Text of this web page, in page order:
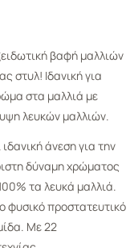
βαφή μαλλιών
στυλ! Ιδανική για
στα μαλλιά με
λευκών μαλλιών.
άνεση για την
δύναμη χρώματος
τα λευκά μαλλιά.
φυσικό προστατευτικό
Με 22